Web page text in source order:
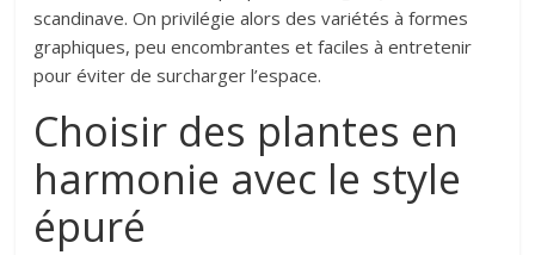
scandinave. On privilégie alors des variétés à formes
graphiques, peu encombrantes et faciles à entretenir
pour éviter de surcharger l’espace.
Choisir des plantes en
harmonie avec le style
épuré